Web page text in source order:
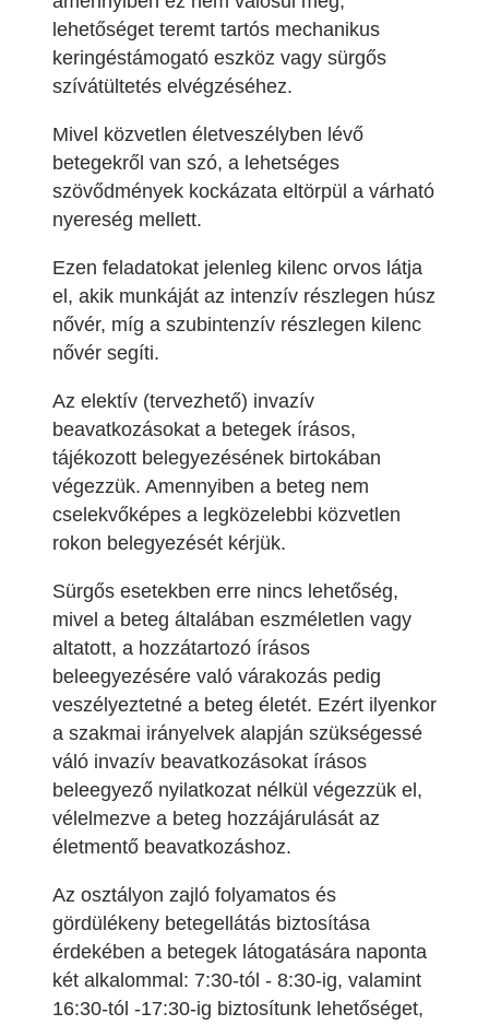
lehetőséget teremt tartós mechanikus
keringéstámogató eszköz vagy sürgős
szívátültetés elvégzéséhez.
Mivel közvetlen életveszélyben lévő
betegekről van szó, a lehetséges
szövődmények kockázata eltörpül a várható
nyereség mellett.
Ezen feladatokat jelenleg kilenc orvos látja
el, akik munkáját az intenzív részlegen húsz
nővér, míg a szubintenzív részlegen kilenc
nővér segíti.
Az elektív (tervezhető) invazív
beavatkozásokat a betegek írásos,
tájékozott belegyezésének birtokában
végezzük. Amennyiben a beteg nem
cselekvőképes a legközelebbi közvetlen
rokon belegyezését kérjük.
Sürgős esetekben erre nincs lehetőség,
mivel a beteg általában eszméletlen vagy
altatott, a hozzátartozó írásos
beleegyezésére való várakozás pedig
veszélyeztetné a beteg életét. Ezért ilyenkor
a szakmai irányelvek alapján szükségessé
váló invazív beavatkozásokat írásos
beleegyező nyilatkozat nélkül végezzük el,
vélelmezve a beteg hozzájárulását az
életmentő beavatkozáshoz.
Az osztályon zajló folyamatos és
gördülékeny betegellátás biztosítása
érdekében a betegek látogatására naponta
két alkalommal: 7:30-tól - 8:30-ig, valamint
16:30-tól -17:30-ig biztosítunk lehetőséget,